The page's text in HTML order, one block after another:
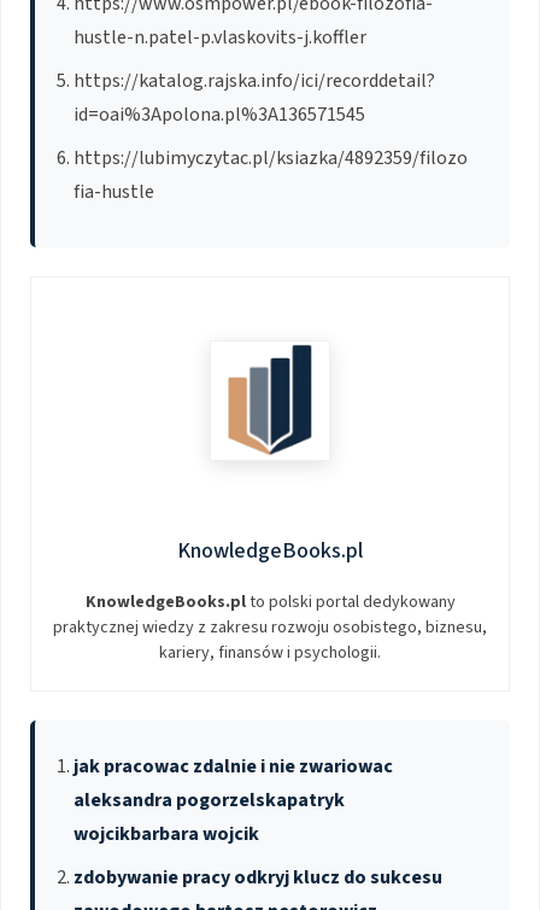
hustle-n.patel-p.vlaskovits-j.koffler
https://katalog.rajska.info/ici/recorddetail?
id=oai%3Apolona.pl%3A136571545
https://lubimyczytac.pl/ksiazka/4892359/filozo
fia-hustle
KnowledgeBooks.pl
KnowledgeBooks.plto polski portal dedykowany
praktycznej wiedzy z zakresu rozwoju osobistego, biznesu,
kariery, finansów i psychologii.
jak pracowac zdalnie i nie zwariowac
aleksandra pogorzelskapatryk
wojcikbarbara wojcik
zdobywanie pracy odkryj klucz do sukcesu